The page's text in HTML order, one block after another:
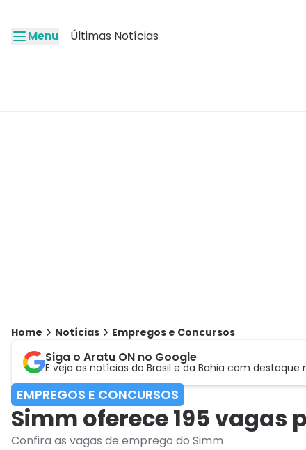
Menu Últimas Notícias
Home Notícias Empregos e Concursos
Siga o Aratu ON no Google
E veja as notícias do Brasil e da Bahia com destaque
EMPREGOS E CONCURSOS
Simm oferece 195
Confira as vagas de emprego do Simm